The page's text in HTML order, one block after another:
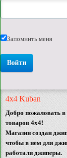
Запомнить меня
4x4 Kuban
Добро пожаловать в
товаров 4x4!
Магазин создан
чтобы в нем для
работали джиперы.